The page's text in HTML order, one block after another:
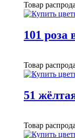
Товар
101 роза
Товар
51
Товар